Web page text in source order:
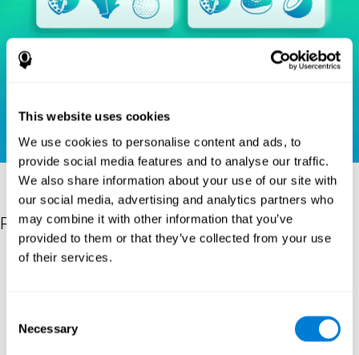
This website uses cookies
We use cookies to personalise content and ads, to
provide social media features and to analyse our traffic.
We also share information about your use of our site with
our social media, advertising and analytics partners who
may combine it with other information that you’ve
provided to them or that they’ve collected from your use
of their services.
Selection
Necessary
Références
Heaton, R. K. (1981). A manual for the Wisconsin card sorting
performance of related individuals on tests mainly educative and
mainly reproductive. MSc Thesis, University of London.